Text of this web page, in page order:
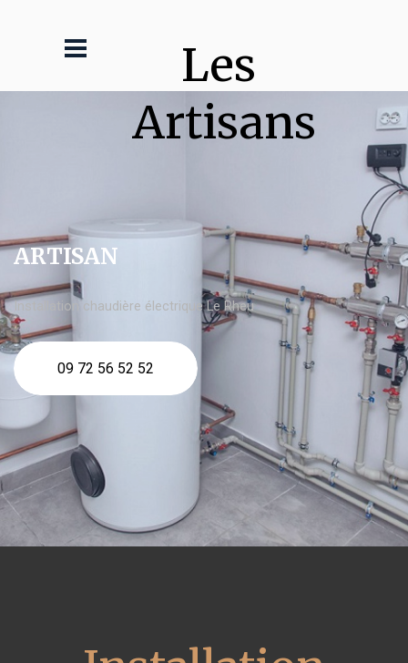
Les
Artisans
ARTISAN
Installation chaudière électrique Le Rheu
09 72 56 52 52